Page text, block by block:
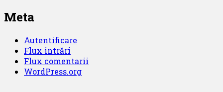
Meta
Autentificare
Flux intrări
Flux comentarii
WordPress.org